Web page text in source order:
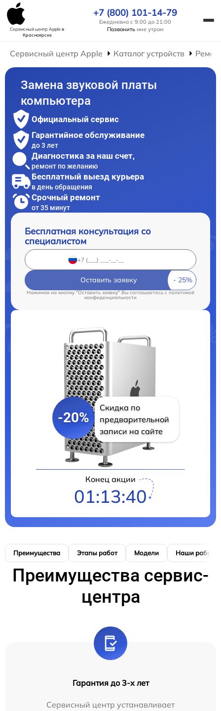
Сервисный центр Appleв
Красноярске
+7 (800) 101-14-79
Ежедневно с 9:00 до 21:00
Позвонить мне утром
Сервисный центр Apple Каталог устройств
Замена звуковой платы
компьютера
Официальный сервис
Гарантийное обслуживание
до 3 лет
Диагностика за наш счет,
ремонт по желанию
Бесплатный выезд курьера
в день обращения
Срочный ремонт
от 35 минут
Бесплатная консультация со
специалистом
Оставить заявку
Нажимая на кнопку "Оставить заявку" Вы соглашаетесь cполитикой
конфиденциальности
-20%
Скидка по
предварительной
записи на сайте
Конец акции
01:13:40
Преимущества Этапы работ Модели Наши работы
Преимущества сервис-
центра
Гарантия до 3-х лет
Сервисный центр устанавливает